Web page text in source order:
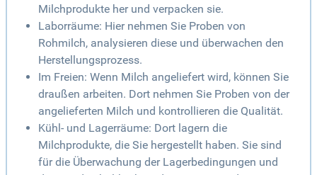
Milchprodukte her und verpacken sie.
Laborräume: Hier nehmen Sie Proben von
Rohmilch, analysieren diese und überwachen den
Herstellungsprozess.
Im Freien: Wenn Milch angeliefert wird, können Sie
draußen arbeiten. Dort nehmen Sie Proben von der
angelieferten Milch und kontrollieren die Qualität.
Kühl- und Lagerräume: Dort lagern die
Milchprodukte, die Sie hergestellt haben. Sie sind
für die Überwachung der Lagerbedingungen und